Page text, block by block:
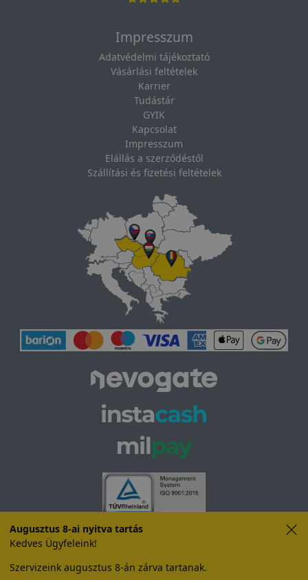
Impresszum
Adatvédelmi tájékoztató
Vásárlási feltételek
Karrier
Tudástár
GYIK
Kapcsolat
Impresszum
Elállás a szerződéstől
Szállítási és fizetési feltételek
Augusztus 8-ai nyitva tartás
Kedves Ügyfeleink!
Szervizeink augusztus 8-án zárva tartanak.